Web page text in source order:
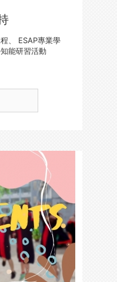
、 ESAP專業學
能研習活動